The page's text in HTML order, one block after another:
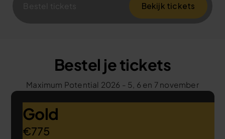
Bestel tickets Bekijk tickets
Bestel je tickets
Maximum Potential 2026 - 5, 6 en 7 november
Gold
€775